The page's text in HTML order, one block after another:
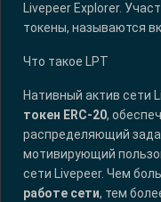
Livepeer Explorer.
токены, называются
Что такое LPT
Нативный актив сети
токен ERC-20,
распределяющий
мотивирующий
сети Livepeer. Чем
работе сети, тем